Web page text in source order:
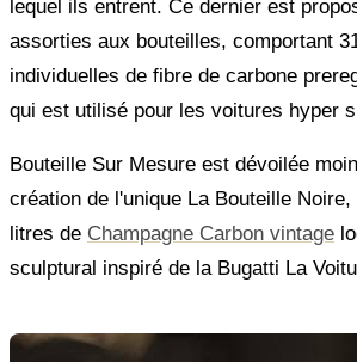
lequel ils entrent. Ce dernier est
assorties aux bouteilles, comportant
individuelles de fibre de carbone
qui est utilisé pour les voitures hyper
Bouteille Sur Mesure est dévoilée
création de l'unique La Bouteille
litres de Champagne Carbon vintage
sculptural inspiré de la Bugatti La